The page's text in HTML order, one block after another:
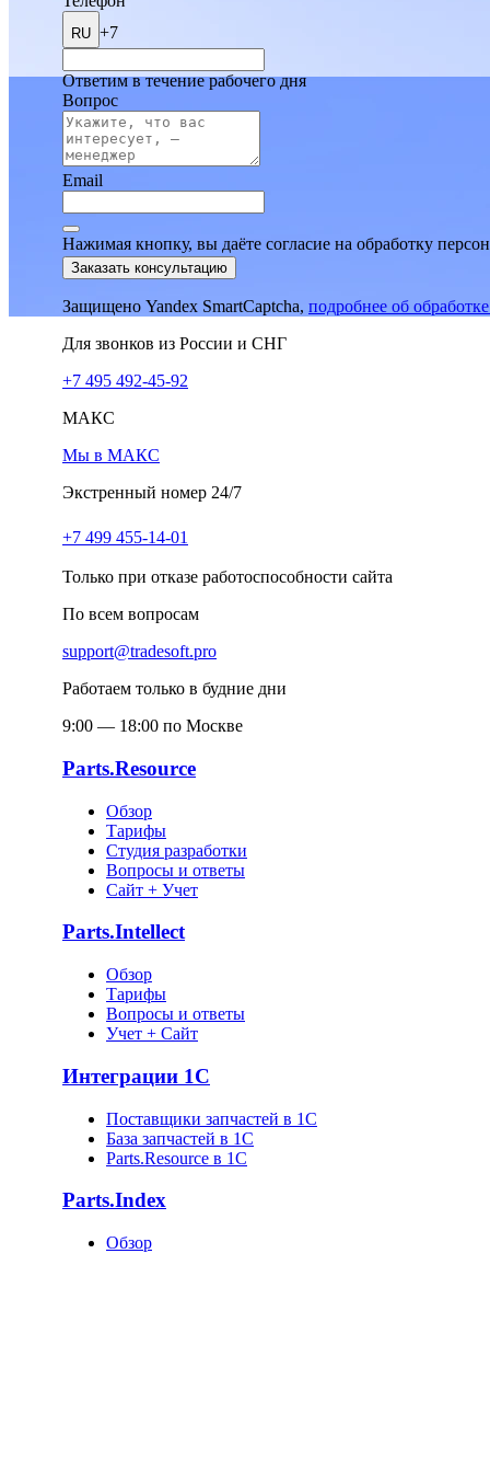
RU +7
Ответим в течение рабочего дня
Вопрос
Email
Нажимая кнопку, вы даёте согласие на обработку
Заказать консультацию
Защищено Yandex SmartCaptcha, подробнее об
Для звонков из России и СНГ
+7 495 492-45-92
МАКС
Мы в МАКС
Экстренный номер 24/7
+7 499 455-14-01
Только при отказе работоспособности сайта
По всем вопросам
support@tradesoft.pro
Работаем только в будние дни
9:00 — 18:00 по Москве
Parts.Resource
Обзор
Тарифы
Студия разработки
Вопросы и ответы
Сайт + Учет
Parts.Intellect
Обзор
Тарифы
Вопросы и ответы
Учет + Сайт
Интеграции 1С
Поставщики запчастей в 1C
База запчастей в 1С
Parts.Resource в 1C
Parts.Index
Обзор